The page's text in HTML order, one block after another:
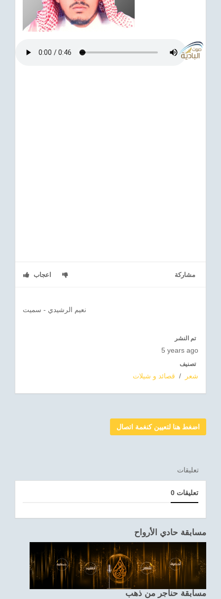
Asian
اعجاب مشاركة
نعيم الرشيدي - سميت
تم النشر
5 years ago
تصنيف
شعر / قصائد و شيلات
اضغط هنا لتعيين كنغمة اتصال
تعليقات
0 تعليقات
مسابقة حادي الأرواح
مسابقة حناجر من ذهب